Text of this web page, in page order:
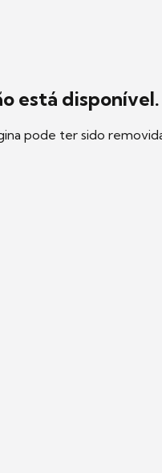
está disponível.
pode ter sido